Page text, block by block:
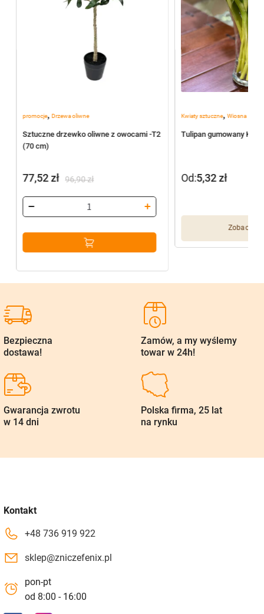
promocje, Drzewa oliwne
Sztuczne drzewko oliwne z owocami -T2
(70 cm)
96,90zł
cena
wynosiła:
96,90 zł.
77,52zł
cena
wynosi:
77,52 zł.
Kwiaty sztuczne,Wiosna
Tulipan gumowany K25
Zobacz
Od:5,32zł
Bezpieczna
dostawa!
Zamów, a my wyślemy
towar w 24h!
Gwarancja zwrotu
w 14 dni
Polska firma, 25 lat
na rynku
Kontakt
+48 736 919 922
sklep@zniczefenix.pl
pon-pt
od 8:00 - 16:00